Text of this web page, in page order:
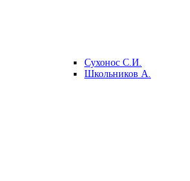
Сухонос С.И.
Школьников А.